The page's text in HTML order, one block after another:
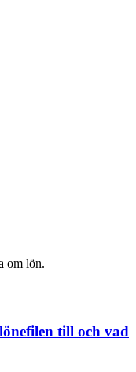
om lön.
till och vad